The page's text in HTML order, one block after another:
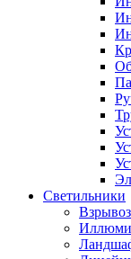
Светильники